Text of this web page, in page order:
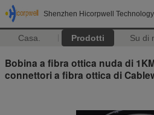
Shenzhen Hicorpwell
Casa. Prodotti Su di
Bobina a fibra ottica nuda di
connettori a fibra ottica di